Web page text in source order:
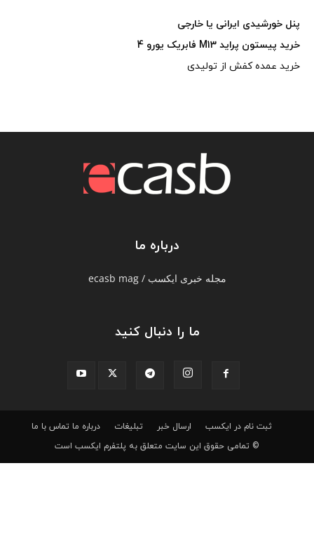
پنل خورشیدی ایرانی یا خارجی
خرید پیستون پراید M13 فابریک یورو 4
خرید عمده کفش از تولیدی
درباره ما
مجله خبری ایکسب / ecasb mag
ما را دنبال کنید
ثبت نام در ایکسب ارسال خبر تبلیغات درباره ما تماس با ما
© تمامی حقوق این سایت متعلق به پلتفرم ایکسب است